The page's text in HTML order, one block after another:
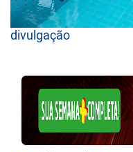
divulgação